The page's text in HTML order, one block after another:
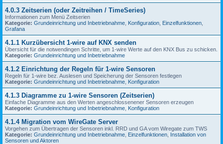
4.0.3 Zeitserien (oder Zeitreihen / TimeSeries)
Informationen zum Menü Zeitserien
Kategorie: Grundeinrichtung und Inbetriebnahme Konfiguration Einzelfunktionen
Grafana
4.1.1 Kurzübersicht 1-wire auf KNX senden
Übersicht für die notwendingen Schritte, um 1-wire Werte auf den KNX Bus zu schicken.
Kategorie: Grundeinrichtung und Inbetriebnahme
4.1.2 Einrichtung der Regeln für 1-wire Sensoren
Regeln für 1-wire bez. Auslesen und Speicherung der Sensoren festlegen
Kategorie: Grundeinrichtung und Inbetriebnahme Konfiguration
4.1.3 Diagramme zu 1-wire Sensoren (Zeitserien)
Einfache Diagramme aus den Werten angeschlossenener Sensoren erzeugen
Kategorie: Grundeinrichtung und Inbetriebnahme Konfiguration
4.1.4 Migration vom WireGate Server
Vorgehen zum Übertragen der Sensoren inkl. RRD und GA vom Wiregate zum TWS
Kategorie: Grundeinrichtung und Inbetriebnahme Einzelfunktionen Installation von
Sensoren und Aktoren